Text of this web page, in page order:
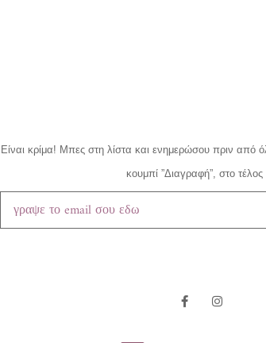
Είναι κρίμα! Μπες στη λίστα και ενημερώσου πριν από
κουμπί ”Διαγραφή”, στο